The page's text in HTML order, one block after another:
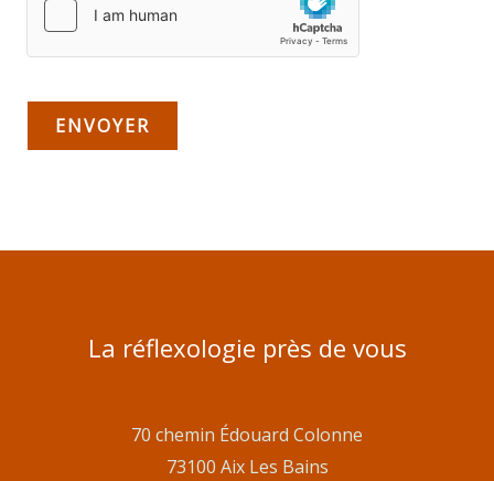
ENVOYER
La réflexologie près de vous
70 chemin Édouard Colonne
73100 Aix Les Bains